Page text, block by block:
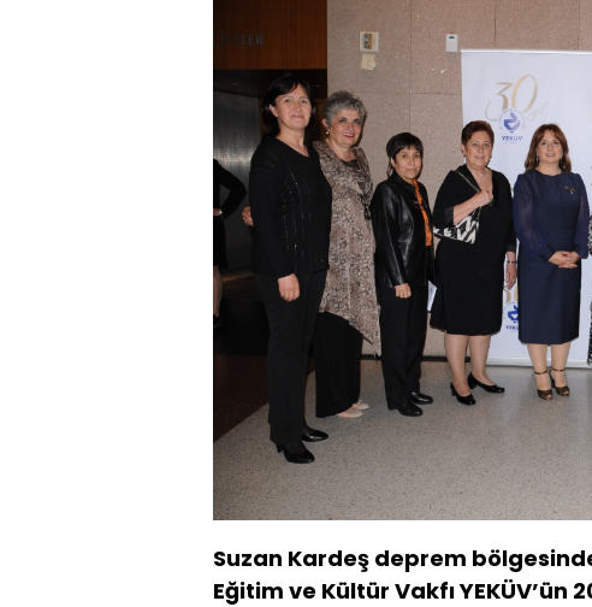
Suzan Kardeş deprem
Eğitim ve Kültür Vakfı YEKÜV’ün